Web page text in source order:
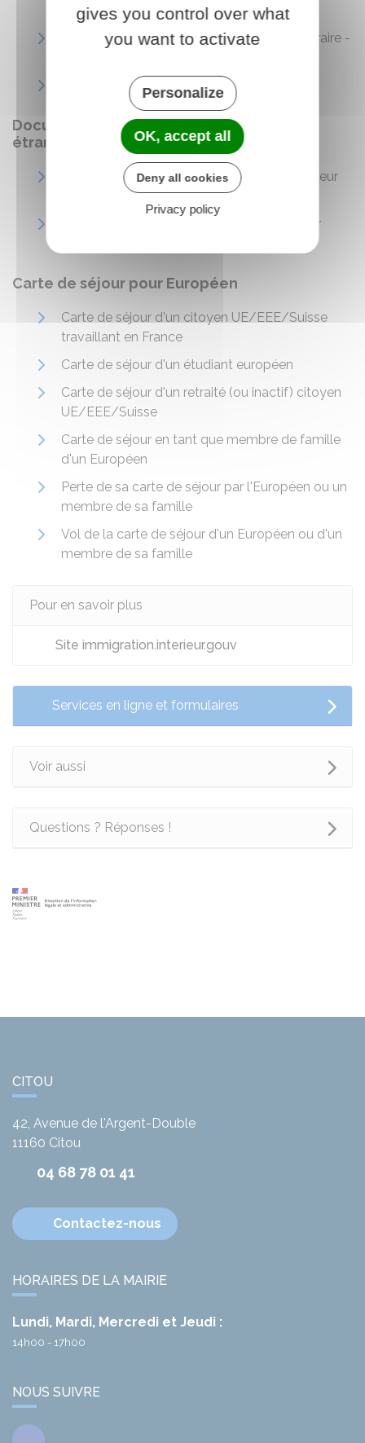
ou carte de séjour
Étranger en France : carte de séjour temporaire -
Carte de séjour temporaire - Jeune au pair
Document de circulation pour mineur
étranger
Document de circulation pour étranger mineur
Titre d'identité républicain (TIR) d'un mineur
Carte de séjour pour Européen
Carte de séjour d'un citoyen UE/EEE/Suisse
travaillant en France
Carte de séjour d'un étudiant européen
Carte de séjour d'un retraité (ou inactif) citoyen
UE/EEE/Suisse
Carte de séjour en tant que membre de famille
d'un Européen
Perte de sa carte de séjour par l'Européen ou un
membre de sa famille
Vol de la carte de séjour d'un Européen ou d'un
membre de sa famille
Pour en savoir plus
Site immigration.interieur.gouv
Services en ligne et formulaires
Voir aussi
Questions ? Réponses !
CITOU
42, Avenue de l'Argent-Double
11160 Citou
04 68 78 01 41
Contactez-nous
HORAIRES DE LA MAIRIE
Lundi, Mardi, Mercredi et Jeudi :
14h00 - 17h00
NOUS SUIVRE
gives you control over what
you want to activate
Personalize
OK, accept all
Deny all cookies
Privacy policy